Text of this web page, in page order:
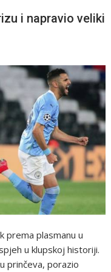
i napravio veliki
prema plasmanu u
u klupskoj historiji.
prinčeva, porazio